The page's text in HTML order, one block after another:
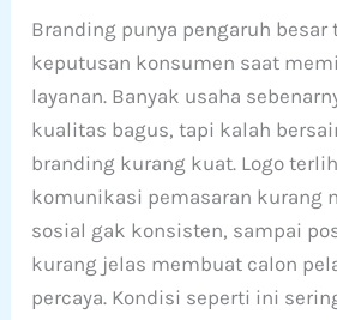
Branding punya pengaruh besar
keputusan konsumen saat
layanan. Banyak usaha
kualitas bagus, tapi kalah
branding kurang kuat. Logo
komunikasi pemasaran kurang
sosial gak konsisten, sampai
kurang jelas membuat calon
percaya. Kondisi seperti ini